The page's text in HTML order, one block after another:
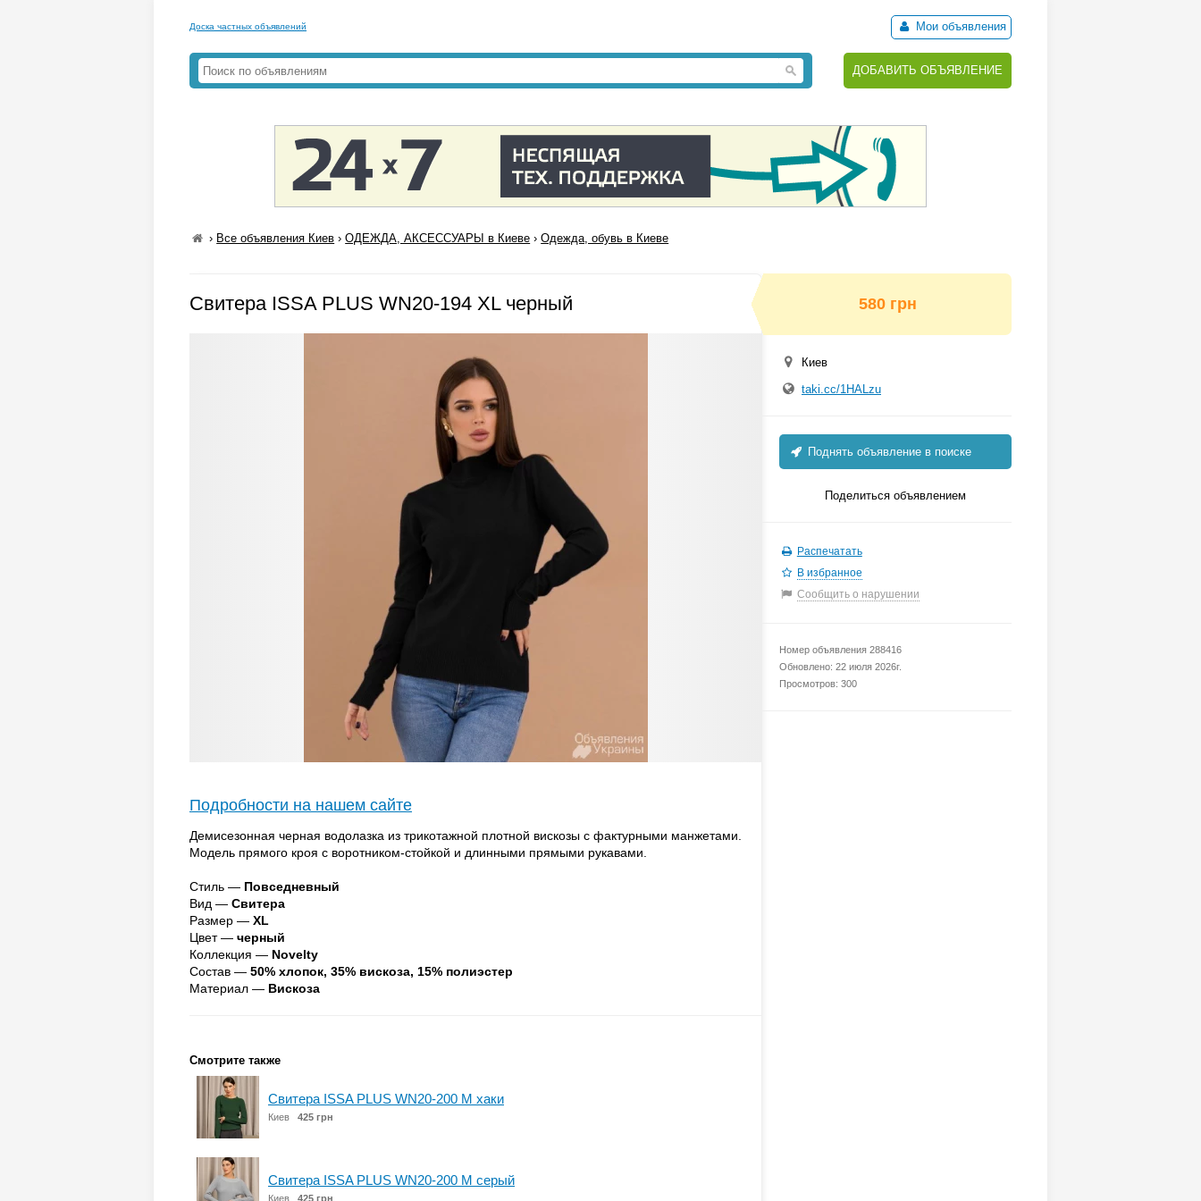
Доска частных объявлений Мои объявления
ДОБАВИТЬ ОБЪЯВЛЕНИЕ
› Все объявления Киев ›ОДЕЖДА, АКСЕССУАРЫ в Киеве ›Одежда, обувь в Киеве
Свитера ISSA PLUS WN20-194 XL черный
Подробности на нашем сайте
Демисезонная черная водолазка из трикотажной плотной вискозы с фактурными манжетами.
Модель прямого кроя с воротником-стойкой и длинными прямыми рукавами.
Стиль — Повседневный
Вид — Свитера
Размер — XL
Цвет — черный
Коллекция — Novelty
Состав — 50% хлопок, 35% вискоза, 15% полиэстер
Материал — Вискоза
Смотрите также
Свитера ISSA PLUS WN20-200 M хаки
Киев 425 грн
Свитера ISSA PLUS WN20-200 M серый
Киев 425 грн
580 грн
Киев
taki.cc/1HALzu
Поднять объявление в поиске
Поделиться объявлением
Распечатать
В избранное
Сообщить о нарушении
Номер объявления 288416
Обновлено: 22 июля 2026г.
Просмотров: 300